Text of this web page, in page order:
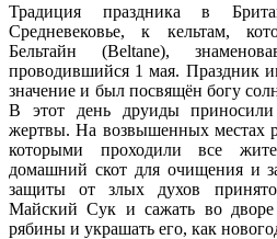
Традиция праздника в
Средневековье, к кельтам,
Бельтайн (Beltane),
проводившийся 1 мая. Праздник
значение и был посвящён богу
В этот день друиды приносили
жертвы. На возвышенных местах
которыми проходили все
домашний скот для очищения и
защиты от злых духов
Майский Сук и сажать во
рябины и украшать его, как